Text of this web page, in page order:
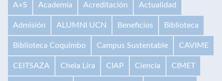
A+S Academia Acreditación Actualidad
Admisión ALUMNI UCN Beneficios Biblioteca
Biblioteca Coquimbo Campus Sustentable CAVIME
CEITSAZA Chela Lira CIAP Ciencia CIMET